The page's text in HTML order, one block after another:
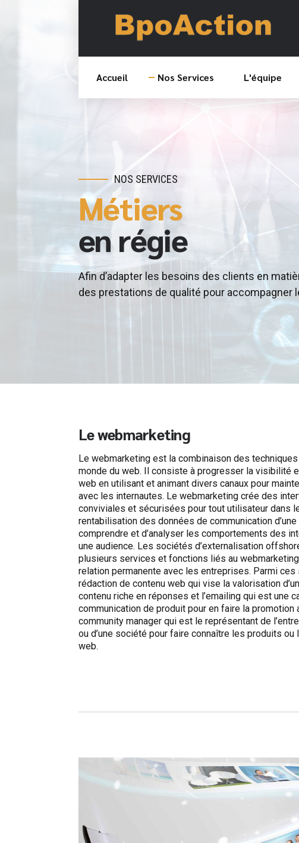
Accueil Nos Services L'équipe
NOS SERVICES
Métiers
en régie
Afin d’adapter les besoins des clients en
des prestations de qualité pour
Le webmarketing
Le webmarketing est la combinaison des
monde du web. Il consiste à progresser la visibilité
web en utilisant et animant divers canaux pour
avec les internautes. Le webmarketing crée des
conviviales et sécurisées pour tout utilisateur dans
rentabilisation des données de communication
comprendre et d’analyser les comportements des
une audience. Les sociétés d’externalisation
plusieurs services et fonctions liés au webmarketing
relation permanente avec les entreprises. Parmi ces
rédaction de contenu web qui vise la valorisation
contenu riche en réponses et l’emailing qui est une
communication de produit pour en faire la promotion
community manager qui est le représentant de
ou d’une société pour faire connaître les produits ou
web.